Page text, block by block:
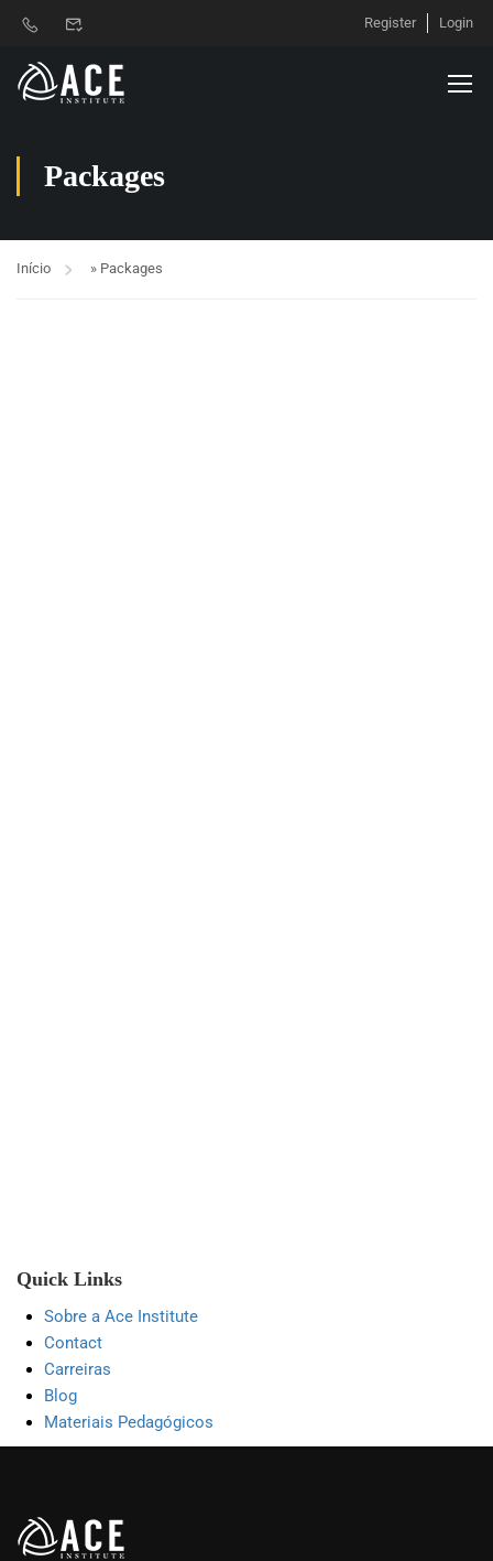
Register Login
Packages
Início » Packages
Quick Links
Sobre a Ace Institute
Contact
Carreiras
Blog
Materiais Pedagógicos